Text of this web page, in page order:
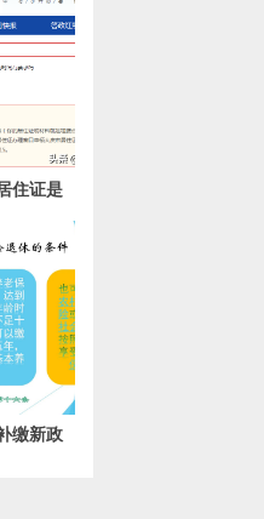
住证是
缴新政